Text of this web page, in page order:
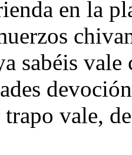
en la
sabéis
vale,